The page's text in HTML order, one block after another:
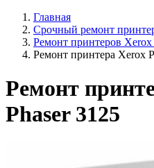
Главная
Срочный ремонт
Ремонт принтеров
Ремонт принтера Xerox
Ремонт
Phaser 3125